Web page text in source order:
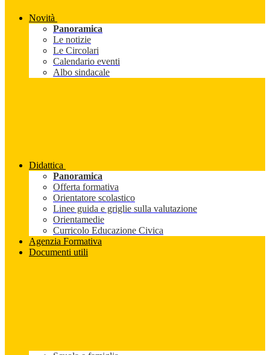
Novità
Panoramica
Le notizie
Le Circolari
Calendario eventi
Albo sindacale
Didattica
Panoramica
Offerta formativa
Orientatore scolastico
Linee guida e griglie sulla valutazione
Orientamedie
Curricolo Educazione Civica
Agenzia Formativa
Documenti utili